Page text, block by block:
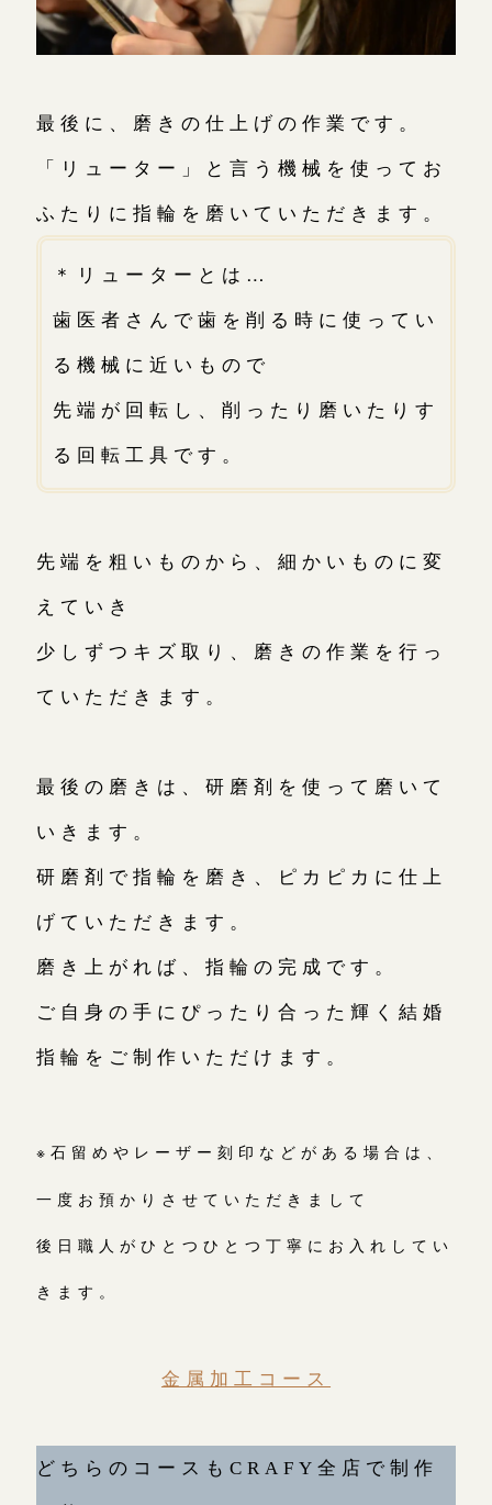
最後に、磨きの仕上げの作業です。
「リューター」と言う機械を使ってお
ふたりに指輪を磨いていただきます。
＊リューターとは…
歯医者さんで歯を削る時に使ってい
る機械に近いもので
先端が回転し、削ったり磨いたりす
る回転工具です。
先端を粗いものから、細かいものに変
えていき
少しずつキズ取り、磨きの作業を行っ
ていただきます。
最後の磨きは、研磨剤を使って磨いて
いきます。
研磨剤で指輪を磨き、ピカピカに仕上
げていただきます。
磨き上がれば、指輪の完成です。
ご自身の手にぴったり合った輝く結婚
指輪をご制作いただけます。
※石留めやレーザー刻印などがある場合は、
一度お預かりさせていただきまして
後日職人がひとつひとつ丁寧にお入れしてい
きます。
金属加工コース
どちらのコースもCRAFY全店で制作